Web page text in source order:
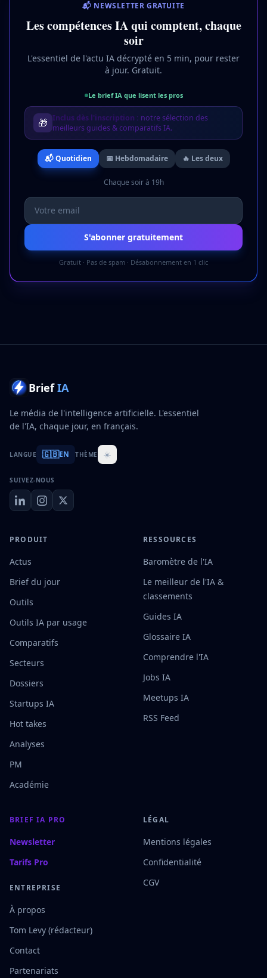
📬 NEWSLETTER GRATUITE
Les compétences IA qui comptent, chaque
soir
L'essentiel de l'actu IA décrypté en 5 min, pour rester
à jour. Gratuit.
Le brief IA que lisent les pros
🎁 Inclus dès l'inscription : notre sélection des
meilleurs guides & comparatifs IA.
📬 Quotidien 📅 Hebdomadaire 🔥 Les deux
Chaque soir à 19h
S'abonner gratuitement
Gratuit · Pas de spam · Désabonnement en 1 clic
Brief IA
Le média de l'intelligence artificielle. L'essentiel
de l'IA, chaque jour, en français.
LANGUE 🇬🇧EN THÈME ☀️
SUIVEZ-NOUS
PRODUIT
Actus
Brief du jour
Outils
Outils IA par usage
Comparatifs
Secteurs
Dossiers
Startups IA
Hot takes
Analyses
PM
Académie
RESSOURCES
Baromètre de l'IA
Le meilleur de l'IA &
classements
Guides IA
Glossaire IA
Comprendre l'IA
Jobs IA
Meetups IA
RSS Feed
BRIEF IA PRO
Newsletter
Tarifs Pro
ENTREPRISE
À propos
Tom Levy (rédacteur)
Contact
Partenariats
LÉGAL
Mentions légales
Confidentialité
CGV